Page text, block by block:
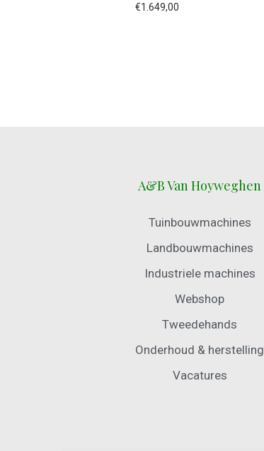
€1.649,00
A&B Van Hoyweghen
Tuinbouwmachines
Landbouwmachines
Industriele machines
Webshop
Tweedehands
Onderhoud & herstelling
Vacatures